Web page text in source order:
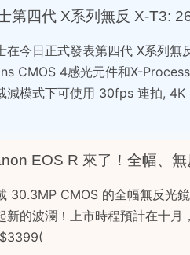
第四代 X系列無反 X-T3:
在今日正式發表第四代 X系列
CMOS 4感光元件和X-
減模式下可使用 30fps 連拍, 4K
EOS R 來了！全幅、
30.3MP CMOS 的全幅無反光
新的波瀾！上市時程預計在十